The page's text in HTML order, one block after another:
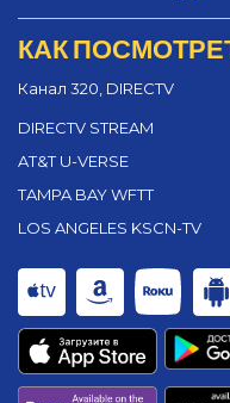
КАК
Канал 320, DIRECTV
DIRECTV STREAM
AT&T U-VERSE
TAMPA BAY WFTT
LOS ANGELES KSCN-TV